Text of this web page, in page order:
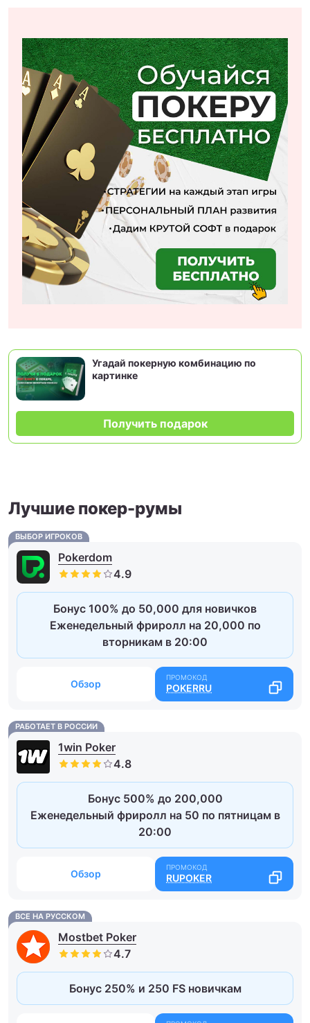
Угадай покерную комбинацию по
картинке
Получить подарок
Лучшие покер-румы
ВЫБОР ИГРОКОВ
Pokerdom
Бонус 100% до 50,000 для новичков
Еженедельный фриролл на 20,000 по
вторникам в 20:00
Обзор POKERRU
РАБОТАЕТ В РОССИИ
1win Poker
Бонус 500% до 200,000
Еженедельный фриролл на 50 по пятницам в
20:00
Обзор RUPOKER
ВСЕ НА РУССКОМ
Mostbet Poker
Бонус 250% и 250 FS новичкам